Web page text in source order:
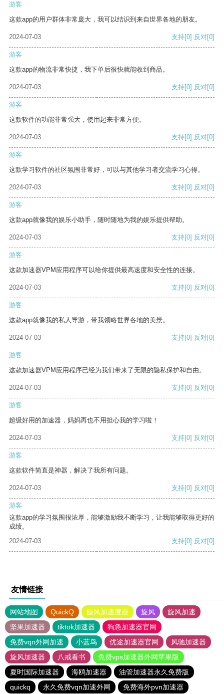
游客
这款app的用户群体非常庞大，我可以结识到来自世界各地的朋友。
2024-07-03 支持[0] 反对[0]
游客
这款app的物流非常快捷，我下单后很快就能收到商品。
2024-07-03 支持[0] 反对[0]
游客
这款软件的功能非常强大，使用起来非常方便。
2024-07-03 支持[0] 反对[0]
游客
这款学习软件的社区氛围非常好，可以与其他学习者交流学习心得。
2024-07-03 支持[0] 反对[0]
游客
这款app就像我的娱乐小助手，随时随地为我的娱乐提供帮助。
2024-07-03 支持[0] 反对[0]
游客
这款加速器VPM应用程序可以给你提供最高速度和安全性的连接。
2024-07-03 支持[0] 反对[0]
游客
这款app就像我的私人导游，带我领略世界各地的美景。
2024-07-03 支持[0] 反对[0]
游客
这款加速器VPM应用程序已经为我们带来了无限的隐私保护和自由。
2024-07-03 支持[0] 反对[0]
游客
超级好用的加速器，妈妈再也不用担心我的学习啦！
2024-07-03 支持[0] 反对[0]
游客
这款软件简直是神器，解决了我所有问题。
2024-07-03 支持[0] 反对[0]
游客
这款app的学习氛围很浓厚，能够激励我不断学习，让我能够取得更好的
成绩。
2024-07-03
支持[0] 反对[0]
友情链接
网站地图 QuickQ 旋风加速度器 旋风
旋风加速
坚果加速器
tiktok加速器
狗急加速器官网
免费vqn外网加速
小蓝鸟 优途加速器官网
风驰加速器
旋风加速器
八戒看书
免费vps加速器外网苹果版
夏时国际加速器
海鸥加速器
油管加速器永久免费版
quickq
永久免费vqn加速外网 免费海外pvn加速器